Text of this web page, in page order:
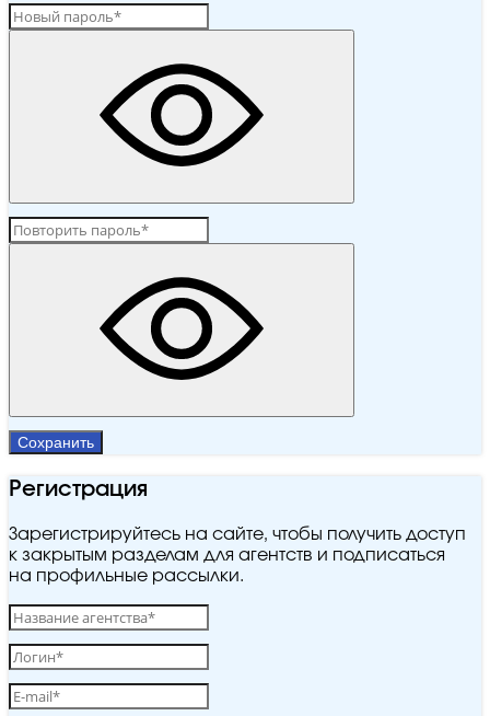
Сохранить
Регистрация
Зарегистрируйтесь на сайте, чтобы получить доступ
к закрытым разделам для агентств и подписаться
на профильные рассылки.